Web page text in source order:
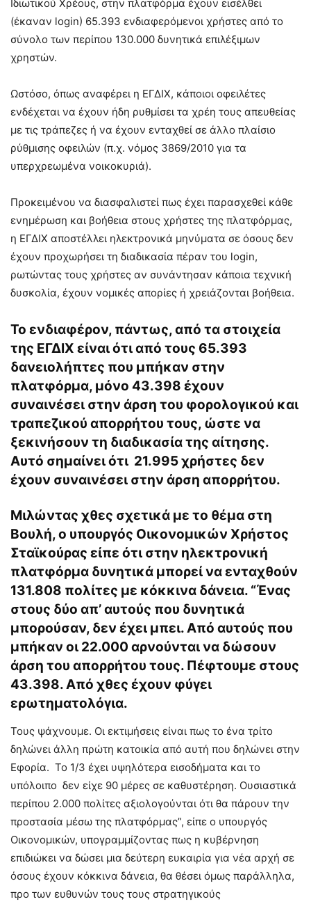
Ιδιωτικού Χρέους, στην πλατφόρμα έχουν εισέλθει
(έκαναν login) 65.393 ενδιαφερόμενοι χρήστες από το
σύνολο των περίπου 130.000 δυνητικά επιλέξιμων
χρηστών.
Ωστόσο, όπως αναφέρει η ΕΓΔΙΧ, κάποιοι οφειλέτες
ενδέχεται να έχουν ήδη ρυθμίσει τα χρέη τους απευθείας
με τις τράπεζες ή να έχουν ενταχθεί σε άλλο πλαίσιο
ρύθμισης οφειλών (π.χ. νόμος 3869/2010 για τα
υπερχρεωμένα νοικοκυριά).
Προκειμένου να διασφαλιστεί πως έχει παρασχεθεί κάθε
ενημέρωση και βοήθεια στους χρήστες της πλατφόρμας,
η ΕΓΔΙΧ αποστέλλει ηλεκτρονικά μηνύματα σε όσους δεν
έχουν προχωρήσει τη διαδικασία πέραν του login,
ρωτώντας τους χρήστες αν συνάντησαν κάποια τεχνική
δυσκολία, έχουν νομικές απορίες ή χρειάζονται βοήθεια.
Το ενδιαφέρον, πάντως, από τα στοιχεία
της ΕΓΔΙΧ είναι ότι από τους 65.393
δανειολήπτες που μπήκαν στην
πλατφόρμα, μόνο 43.398 έχουν
συναινέσει στην άρση του φορολογικού και
τραπεζικού απορρήτου τους, ώστε να
ξεκινήσουν τη διαδικασία της αίτησης.
Αυτό σημαίνει ότι 21.995 χρήστες δεν
έχουν συναινέσει στην άρση απορρήτου.
Μιλώντας χθες σχετικά με το θέμα στη
Βουλή, ο υπουργός Οικονομικών Χρήστος
Σταϊκούρας είπε ότι στην ηλεκτρονική
πλατφόρμα δυνητικά μπορεί να ενταχθούν
131.808 πολίτες με κόκκινα δάνεια. “Ένας
στους δύο απ’ αυτούς που δυνητικά
μπορούσαν, δεν έχει μπει. Από αυτούς που
μπήκαν οι 22.000 αρνούνται να δώσουν
άρση του απορρήτου τους. Πέφτουμε στους
43.398. Από χθες έχουν φύγει
ερωτηματολόγια.
Τους ψάχνουμε. Οι εκτιμήσεις είναι πως το ένα τρίτο
δηλώνει άλλη πρώτη κατοικία από αυτή που δηλώνει στην
Εφορία. Το 1/3 έχει υψηλότερα εισοδήματα και το
υπόλοιπο δεν είχε 90 μέρες σε καθυστέρηση. Ουσιαστικά
περίπου 2.000 πολίτες αξιολογούνται ότι θα πάρουν την
προστασία μέσω της πλατφόρμας”, είπε ο υπουργός
Οικονομικών, υπογραμμίζοντας πως η κυβέρνηση
επιδιώκει να δώσει μια δεύτερη ευκαιρία για νέα αρχή σε
όσους έχουν κόκκινα δάνεια, θα θέσει όμως παράλληλα,
προ των ευθυνών τους τους στρατηγικούς